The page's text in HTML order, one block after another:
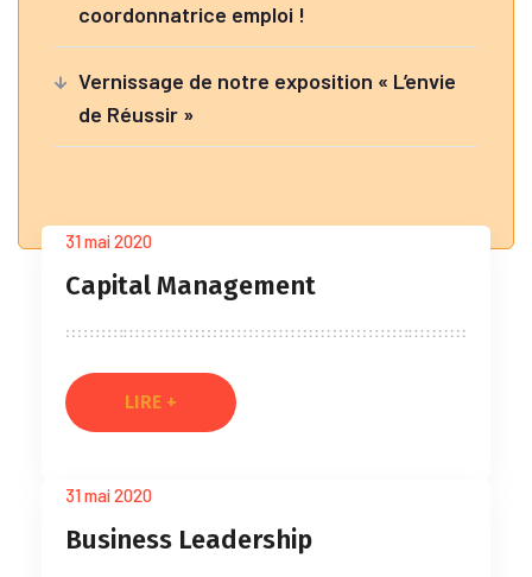
coordonnatrice emploi !
Vernissage de notre exposition « L’envie
de Réussir »
31 mai 2020
Capital Management
LIRE +
31 mai 2020
Business Leadership